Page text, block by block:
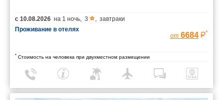
с 10.08.2026 на 1 ночь, 3 , завтраки
Проживание в отелях
от 6684 *
* Стоимость на человека при двухместном размещении